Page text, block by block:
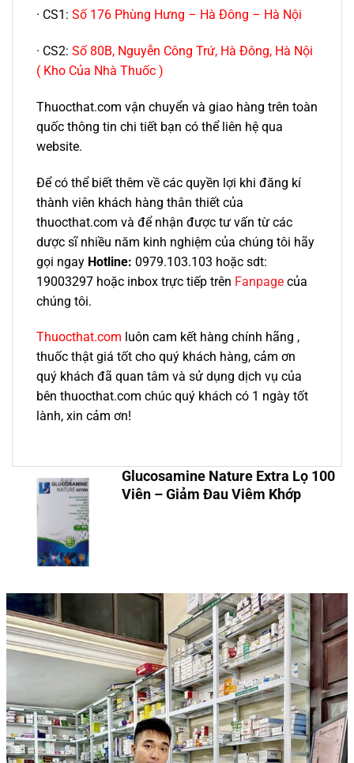
· CS1: Số 176 Phùng Hưng – Hà Đông – Hà Nội
· CS2: Số 80B, Nguyễn Công Trứ, Hà Đông, Hà Nội
( Kho Của Nhà Thuốc )
Thuocthat.com vận chuyển và giao hàng trên toàn
quốc thông tin chi tiết bạn có thể liên hệ qua
website.
Để có thể biết thêm về các quyền lợi khi đăng kí
thành viên khách hàng thân thiết của
thuocthat.com và để nhận được tư vấn từ các
dược sĩ nhiều năm kinh nghiệm của chúng tôi hãy
gọi ngay Hotline: 0979.103.103 hoặc sdt:
19003297 hoặc inbox trực tiếp trên Fanpage của
chúng tôi.
Thuocthat.com luôn cam kết hàng chính hãng ,
thuốc thật giá tốt cho quý khách hàng, cảm ơn
quý khách đã quan tâm và sử dụng dịch vụ của
bên thuocthat.com chúc quý khách có 1 ngày tốt
lành, xin cảm ơn!
Glucosamine Nature Extra Lọ 100
Viên – Giảm Đau Viêm Khớp